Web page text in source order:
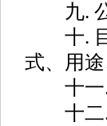
九. 公
十. 目
式、用
十一.
十二.